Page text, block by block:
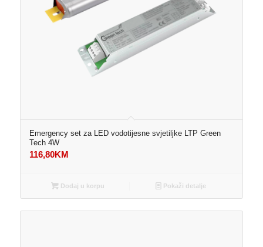
Emergency set za LED vodotijesne svjetiljke LTP Green
Tech 4W
116,80KM
Dodaj u korpu Pokaži detalje